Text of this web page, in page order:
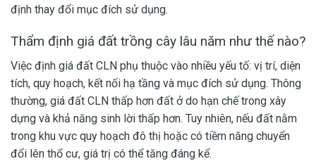
định thay đổi mục đích sử dụng.
Thẩm định giá đất trồng cây lâu năm như thế nào?
Việc định giá đất CLN phụ thuộc vào nhiều yếu tố: vị trí, diện
tích, quy hoạch, kết nối hạ tầng và mục đích sử dụng. Thông
thường, giá đất CLN thấp hơn đất ở do hạn chế trong xây
dựng và khả năng sinh lời thấp hơn. Tuy nhiên, nếu đất nằm
trong khu vực quy hoạch đô thị hoặc có tiềm năng chuyển
đổi lên thổ cư, giá trị có thể tăng đáng kể.